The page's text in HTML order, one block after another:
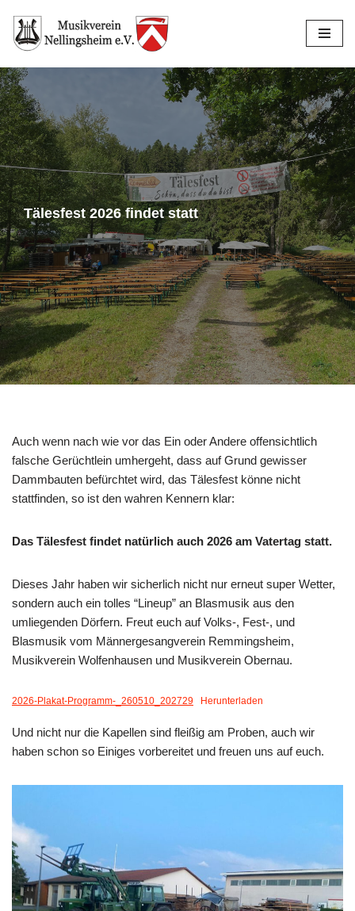
Zum
springen
Tälesfest 2026 findet statt
Auch wenn nach wie vor das Ein oder Andere offensichtlich
falsche Gerüchtlein umhergeht, dass auf Grund gewisser
Dammbauten befürchtet wird, das Tälesfest könne nicht
stattfinden, so ist den wahren Kennern klar:
Das Tälesfest findet natürlich auch 2026 am Vatertag statt.
Dieses Jahr haben wir sicherlich nicht nur erneut super Wetter,
sondern auch ein tolles “Lineup” an Blasmusik aus den
umliegenden Dörfern. Freut euch auf Volks-, Fest-, und
Blasmusik vom Männergesangverein Remmingsheim,
Musikverein Wolfenhausen und Musikverein Obernau.
2026-Plakat-Programm-_260510_202729 Herunterladen
Und nicht nur die Kapellen sind fleißig am Proben, auch wir
haben schon so Einiges vorbereitet und freuen uns auf euch.